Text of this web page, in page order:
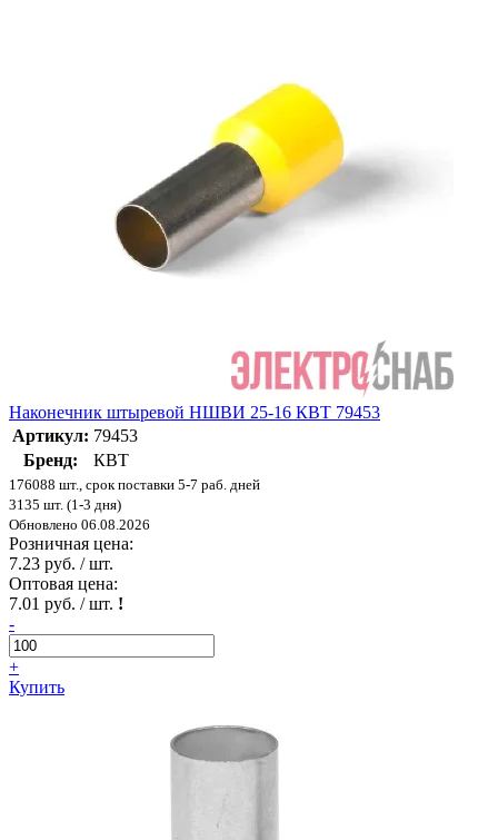
Наконечник штыревой НШВИ 25-16 КВТ 79453
Артикул: 79453
Бренд:
КВТ
176088 шт., срок поставки 5-7 раб. дней
3135 шт. (1-3 дня)
Обновлено 06.08.2026
Розничная цена:
7.23 руб. / шт.
Оптовая цена:
7.01 руб. / шт. !
-
+
Купить